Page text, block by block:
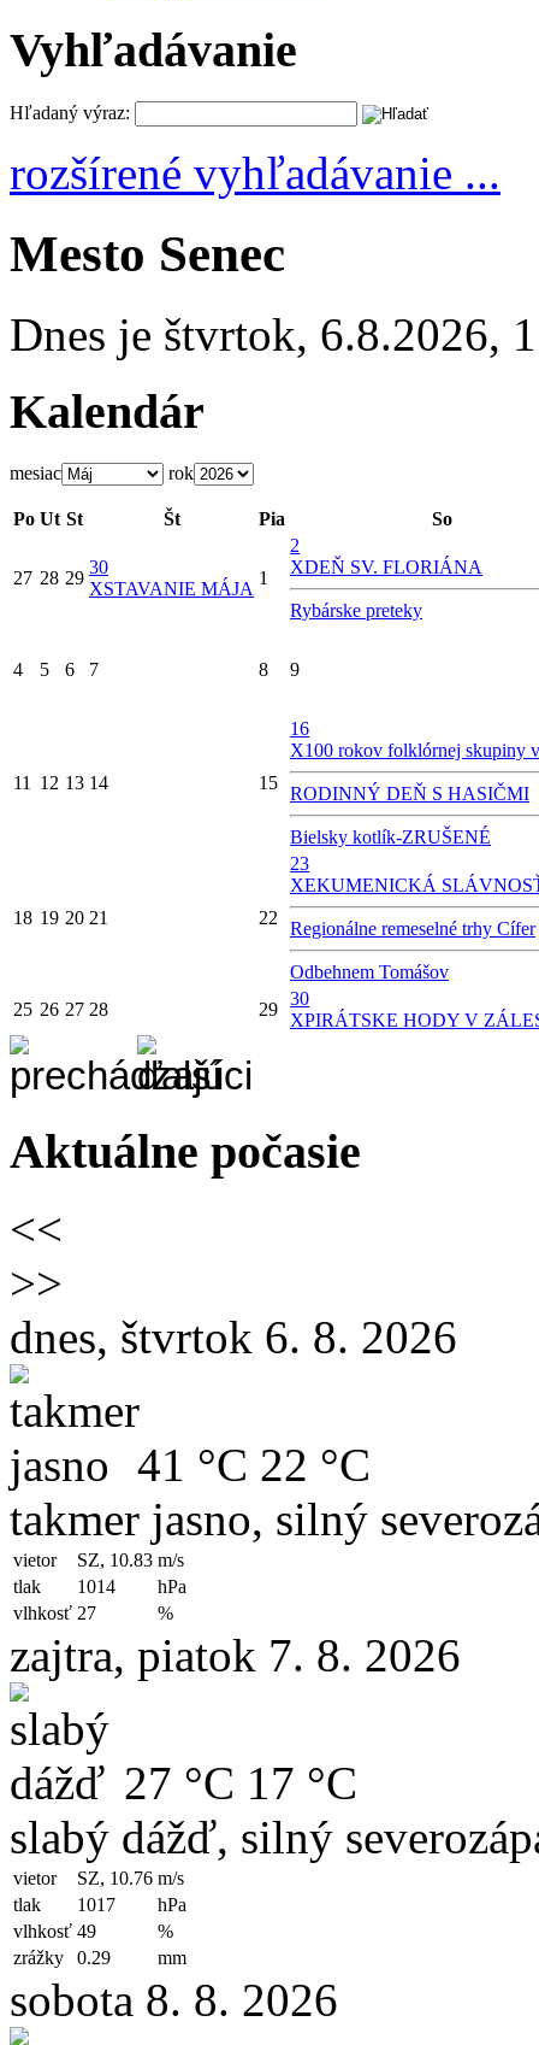
Vyhľadávanie
Hľadaný výraz:
rozšírené vyhľadávanie ...
Mesto Senec
Dnes je štvrtok, 6.8.2026,
Kalendár
mesiac rok
Po Ut St Št Pia So
27 28 29
30
XSTAVANIE MÁJA
1
2
XDEŇ SV. FLORIÁNA
Rybárske preteky
4 5 6 7 8 9
11 12 13 14 15
16
X100 rokov folklórnej skupiny
RODINNÝ DEŇ S HASIČMI
Bielsky kotlík-ZRUŠENÉ
18 19 20 21 22
23
XEKUMENICKÁ
Regionálne remeselné trhy Cífer
Odbehnem Tomášov
25 26 27 28 29
30
XPIRÁTSKE HODY V
Aktuálne počasie
<<
>>
dnes, štvrtok 6. 8. 2026
41 °C 22 °C
takmer jasno, silný
vietor SZ, 10.83 m/s
tlak
1014
hPa
vlhkosť 27 %
zajtra, piatok 7. 8. 2026
27 °C 17 °C
slabý dážď, silný
vietor SZ, 10.76 m/s
tlak
1017
hPa
vlhkosť 49
%
zrážky
0.29 mm
sobota 8. 8. 2026